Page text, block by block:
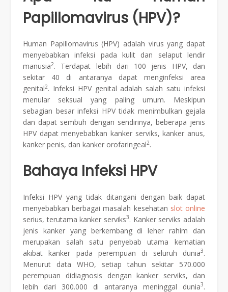
Papillomavirus (HPV)?
Human Papillomavirus (HPV) adalah virus yang dapat
menyebabkan infeksi pada kulit dan selaput lendir
manusia2. Terdapat lebih dari 100 jenis HPV, dan
sekitar 40 di antaranya dapat menginfeksi area
genital2. Infeksi HPV genital adalah salah satu infeksi
menular seksual yang paling umum. Meskipun
sebagian besar infeksi HPV tidak menimbulkan gejala
dan dapat sembuh dengan sendirinya, beberapa jenis
HPV dapat menyebabkan kanker serviks, kanker anus,
kanker penis, dan kanker orofaringeal2.
Bahaya Infeksi HPV
Infeksi HPV yang tidak ditangani dengan baik dapat
menyebabkan berbagai masalah kesehatan slot online
serius, terutama kanker serviks3. Kanker serviks adalah
jenis kanker yang berkembang di leher rahim dan
merupakan salah satu penyebab utama kematian
akibat kanker pada perempuan di seluruh dunia3.
Menurut data WHO, setiap tahun sekitar 570.000
perempuan didiagnosis dengan kanker serviks, dan
lebih dari 300.000 di antaranya meninggal dunia3.